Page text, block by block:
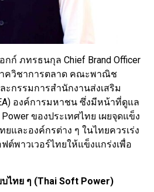
กก์ ภทรธนกุล Chief Brand Officer
ควิชาการตลาด คณะพาณิช
กรรมการสำนักงานส่งเสริม
องค์การมหาชน ซึ่งมีหน้าที่ดูแล
ของประเทศไทย เผยจุดแข็ง
และองค์กรต่าง ๆ ในไทยควรเร่ง
ต์พาวเวอร์ไทยให้แข็งแกร่งเพื่อ
ไทย ๆ (Thai Soft Power)